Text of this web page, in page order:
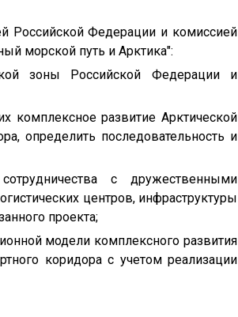
Российской Федерации и комиссией
морской путь и Арктика":
зоны Российской Федерации и
комплексное развитие Арктической
определить последовательность и
с дружественными
центров, инфраструктуры
проекта;
модели комплексного развития
коридора с учетом реализации